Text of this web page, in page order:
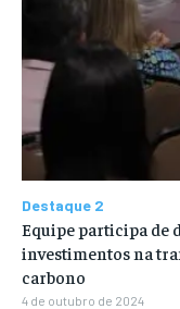
Destaque 2
Equipe participa de
investimentos na
carbono
4 de outubro de 2024